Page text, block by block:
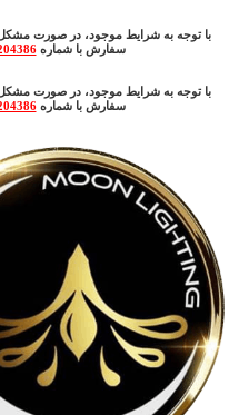
با توجه به شرایط موجود، در صورت
سفارش با شماره
با توجه به شرایط موجود، در صورت
سفارش با شماره